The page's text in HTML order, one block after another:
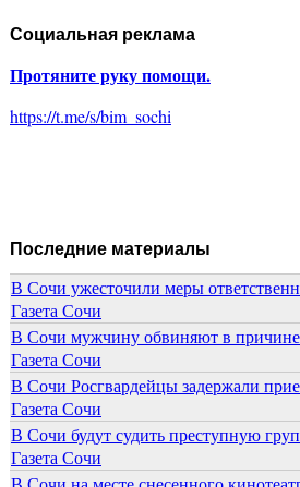
Социальная реклама
Протяните руку помощи.
https://t.me/s/bim_sochi
Последние материалы
В Сочи ужесточили меры
Газета Сочи
В Сочи мужчину обвиняют в
Газета Сочи
В Сочи Росгвардейцы задержали
Газета Сочи
В Сочи будут судить преступную
Газета Сочи